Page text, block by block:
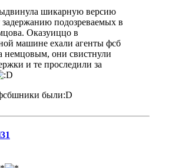
шикарную версию
подозреваемых в
Оказуиццо в
машине ехали агенты фсб
немцовым, они свистнули
и те проследили за
были:D